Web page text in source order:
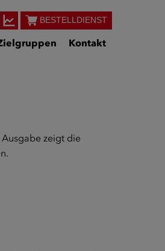
BESTELLDIENST
Kontakt
zeigt die